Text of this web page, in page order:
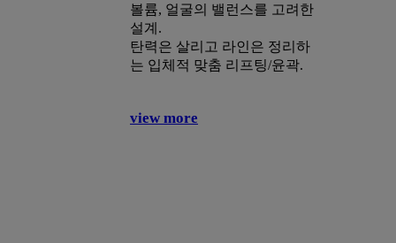
볼륨, 얼굴의 밸런스를 고려한
설계.
탄력은 살리고 라인은 정리하
는 입체적 맞춤 리프팅/윤곽.
view more